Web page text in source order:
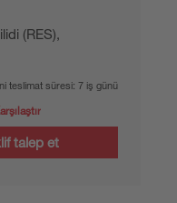
(RES),
teslimat süresi: 7 iş günü
talep et